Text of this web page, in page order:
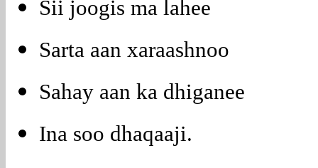
Sii joogis ma lahee
Sarta aan xaraashnoo
Sahay aan ka dhiganee
Ina soo dhaqaaji.